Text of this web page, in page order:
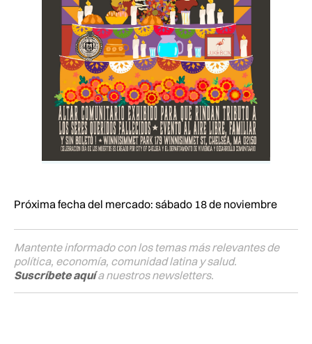
Próxima fecha del mercado: sábado 18 de noviembre
Mantente informado con los temas más relevantes de
política, economía, comunidad latina y salud.
Suscríbete aquía nuestros newsletters.